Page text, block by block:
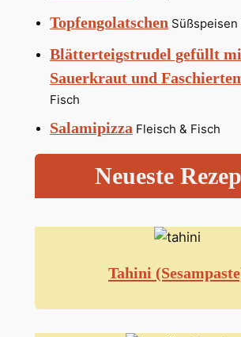
TopfengolatschenSüßspeisen
Blätterteigstrudel gefüllt
Sauerkraut und
Fisch
SalamipizzaFleisch & Fisch
Neueste
Tahini